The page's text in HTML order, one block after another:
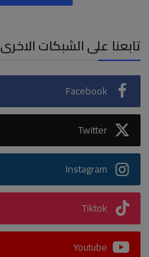
تابعنا على الشبكات الاخرى
Facebook
Twitter
Instagram
Tiktok
Youtube